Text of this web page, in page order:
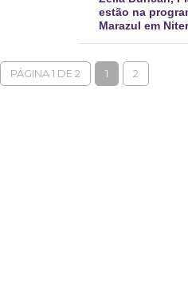
estão na
Marazul em
PÁGINA 1 DE 2 1 2